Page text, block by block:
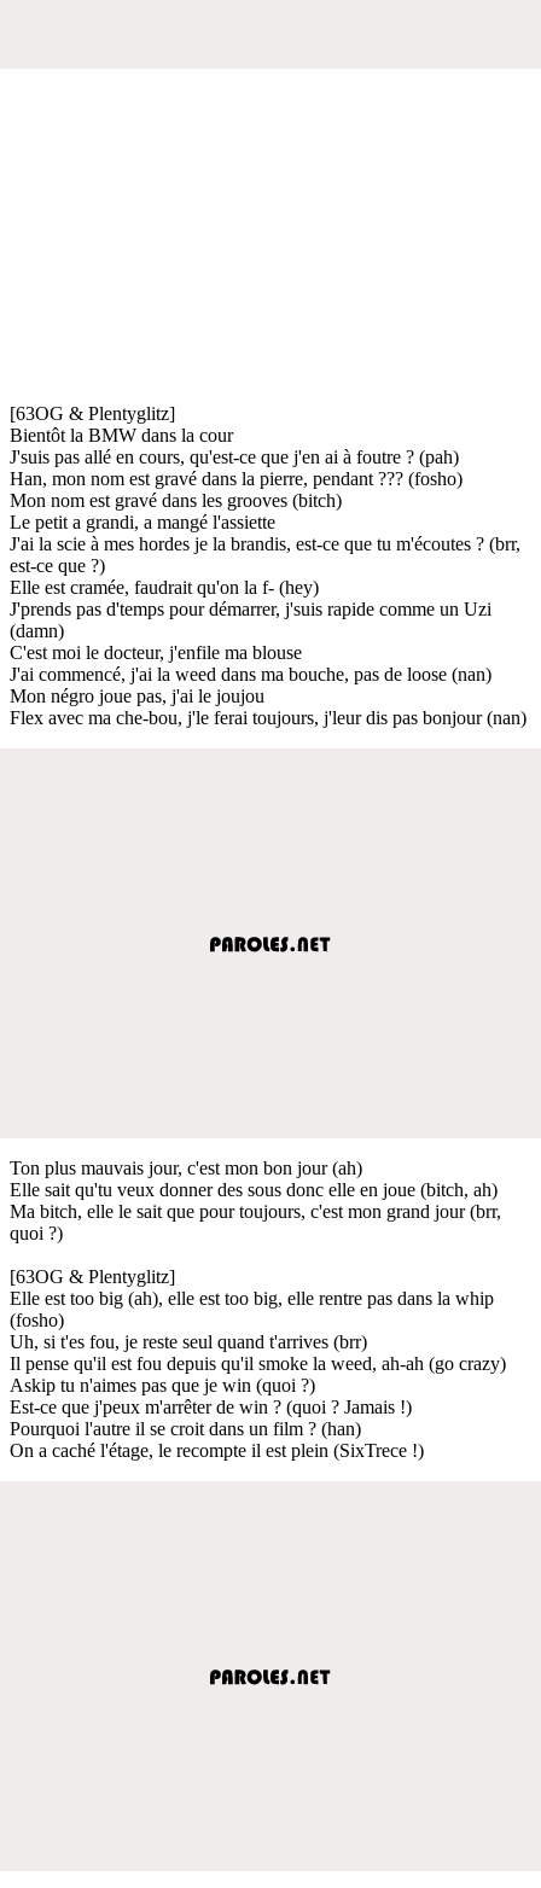
[63OG & Plentyglitz]
Bientôt la BMW dans la cour
J'suis pas allé en cours, qu'est-ce que j'en ai à foutre ? (pah)
Han, mon nom est gravé dans la pierre, pendant ??? (fosho)
Mon nom est gravé dans les grooves (bitch)
Le petit a grandi, a mangé l'assiette
J'ai la scie à mes hordes je la brandis, est-ce que tu m'écoutes ? (brr,
est-ce que ?)
Elle est cramée, faudrait qu'on la f- (hey)
J'prends pas d'temps pour démarrer, j'suis rapide comme un Uzi
(damn)
C'est moi le docteur, j'enfile ma blouse
J'ai commencé, j'ai la weed dans ma bouche, pas de loose (nan)
Mon négro joue pas, j'ai le joujou
Flex avec ma che-bou, j'le ferai toujours, j'leur dis pas bonjour (nan)
Ton plus mauvais jour, c'est mon bon jour (ah)
Elle sait qu'tu veux donner des sous donc elle en joue (bitch, ah)
Ma bitch, elle le sait que pour toujours, c'est mon grand jour (brr,
quoi ?)
[63OG & Plentyglitz]
Elle est too big (ah), elle est too big, elle rentre pas dans la whip
(fosho)
Uh, si t'es fou, je reste seul quand t'arrives (brr)
Il pense qu'il est fou depuis qu'il smoke la weed, ah-ah (go crazy)
Askip tu n'aimes pas que je win (quoi ?)
Est-ce que j'peux m'arrêter de win ? (quoi ? Jamais !)
Pourquoi l'autre il se croit dans un film ? (han)
On a caché l'étage, le recompte il est plein (SixTrece !)